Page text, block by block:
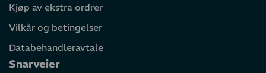
Kjøp av ekstra ordrer
Vilkår og betingelser
Databehandleravtale
Snarveier